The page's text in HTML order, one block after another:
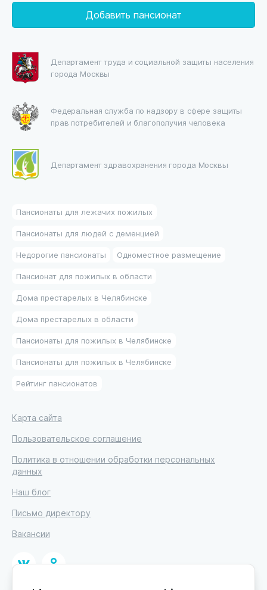
Добавить пансионат
Департамент труда и социальной защиты населения
города Москвы
Федеральная служба по надзору в сфере защиты
прав потребителей и благополучия человека
Департамент здравохранения города Москвы
Пансионаты для лежачих пожилых
Пансионаты для людей с деменцией
Недорогие пансионаты Одноместное размещение
Пансионат для пожилых в области
Дома престарелых в Челябинске
Дома престарелых в области
Пансионаты для пожилых в Челябинске
Пансионаты для пожилых в Челябинске
Рейтинг пансионатов
Карта сайта
Пользовательское соглашение
Политика в отношении обработки персональных
данных
Наш блог
Письмо директору
Вакансии